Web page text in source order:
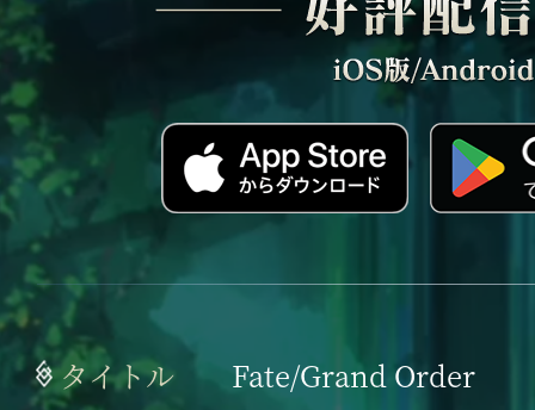
タイトル
Fate/Grand Order